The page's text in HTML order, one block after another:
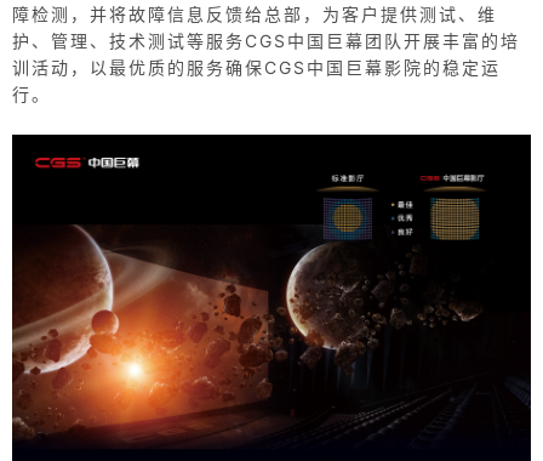
障检测，并将故障信息反馈给总部，为客户提供测试、维
护、管理、技术测试等服务CGS中国巨幕团队开展丰富的培
训活动，以最优质的服务确保CGS中国巨幕影院的稳定运
行。